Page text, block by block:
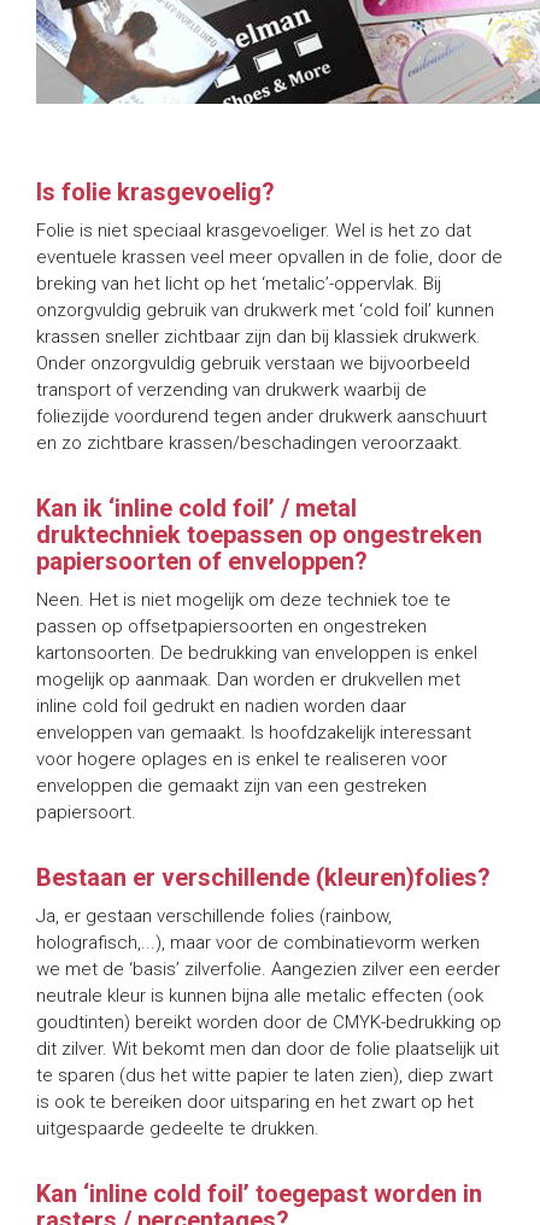
Is folie krasgevoelig?
Folie is niet speciaal krasgevoeliger. Wel is het zo dat
eventuele krassen veel meer opvallen in de folie, door de
breking van het licht op het ‘metalic’-oppervlak. Bij
onzorgvuldig gebruik van drukwerk met ‘cold foil’ kunnen
krassen sneller zichtbaar zijn dan bij klassiek drukwerk.
Onder onzorgvuldig gebruik verstaan we bijvoorbeeld
transport of verzending van drukwerk waarbij de
foliezijde voordurend tegen ander drukwerk aanschuurt
en zo zichtbare krassen/beschadingen veroorzaakt.
Kan ik ‘inline cold foil’ / metal
druktechniek toepassen op ongestreken
papiersoorten of enveloppen?
Neen. Het is niet mogelijk om deze techniek toe te
passen op offsetpapiersoorten en ongestreken
kartonsoorten. De bedrukking van enveloppen is enkel
mogelijk op aanmaak. Dan worden er drukvellen met
inline cold foil gedrukt en nadien worden daar
enveloppen van gemaakt. Is hoofdzakelijk interessant
voor hogere oplages en is enkel te realiseren voor
enveloppen die gemaakt zijn van een gestreken
papiersoort.
Bestaan er verschillende (kleuren)folies?
Ja, er gestaan verschillende folies (rainbow,
holografisch,...), maar voor de combinatievorm werken
we met de ‘basis’ zilverfolie. Aangezien zilver een eerder
neutrale kleur is kunnen bijna alle metalic effecten (ook
goudtinten) bereikt worden door de CMYK-bedrukking op
dit zilver. Wit bekomt men dan door de folie plaatselijk uit
te sparen (dus het witte papier te laten zien), diep zwart
is ook te bereiken door uitsparing en het zwart op het
uitgespaarde gedeelte te drukken.
Kan ‘inline cold foil’ toegepast worden in